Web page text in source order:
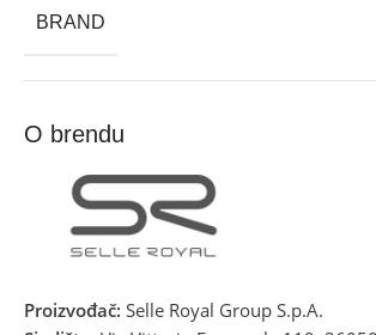
BRAND
O brendu
Proizvođač: Selle Royal Group S.p.A.